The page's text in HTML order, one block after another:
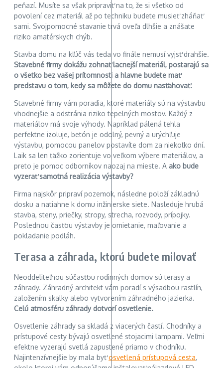
peňazí. Musíte sa však pripraviť na to, že si všetko od
povolení cez materiál až po techniku budete musieť zháňať
sami. Svojpomocné stavanie trvá oveľa dlhšie a znášate
riziko amatérskych chýb.
Stavba domu na kľúč vás teda vo finále nemusí vyjsť drahšie.
Stavebné firmy dokážu zohnať lacnejší materiál, postarajú sa
o všetko bez vašej prítomnosti a hlavne budete mať
predstavu o tom, kedy sa môžete do domu nasťahovať.
Stavebné firmy vám poradia, ktoré materiály sú na výstavbu
vhodnejšie a odstránia riziko tepelných mostov. Každý z
materiálov má svoje výhody. Napríklad pálená tehla
perfektne izoluje, betón je odolný, pevný a urýchľuje
výstavbu, pomocou panelov postavíte dom za niekoľko dní.
Laik sa len ťažko zorientuje vo veľkom výbere materiálov, a
preto je pomoc odborníkov naozaj na mieste. A ako bude
vyzerať samotná realizácia výstavby?
Firma najskôr pripraví pozemok, následne položí základnú
dosku a natiahne k domu inžinierske siete. Nasleduje hrubá
stavba, steny, priečky, stropy, strecha, rozvody, prípojky.
Poslednou časťou výstavby je omietanie, maľovanie a
pokladanie podláh.
Terasa a záhrada, ktorú budete milovať
Neoddeliteľnou súčasťou rodinných domov sú terasy a
záhrady. Záhradný architekt vám poradí s výsadbou rastlín,
založením skalky alebo vytvorením záhradného jazierka.
Celú atmosféru záhrady dotvorí osvetlenie.
Osvetlenie záhrady sa skladá z viacerých častí. Chodníky a
prístupové cesty bývajú osvetlené stojacimi lampami. Veľmi
efektne vyzerajú svetlá zapustené priamo v chodníku.
Najintenzívnejšie by mala byťosvetlená prístupová cesta,